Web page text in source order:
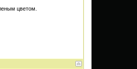
цветом.